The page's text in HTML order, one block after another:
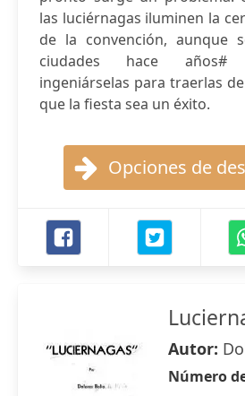
las luciérnagas iluminen la
de la convención, aunque
ciudades hace años#
ingeniárselas para traerlas
que la fiesta sea un éxito.
Opciones de
Autor:
Número